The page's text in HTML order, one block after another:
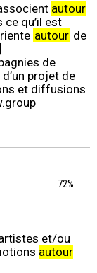
autour
ce qu’il est
autour de
de
d’un projet de
et diffusions
72%
et/ou
autour